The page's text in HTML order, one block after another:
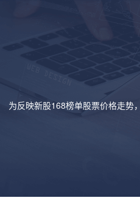
为反映新股168榜单股票价格走势